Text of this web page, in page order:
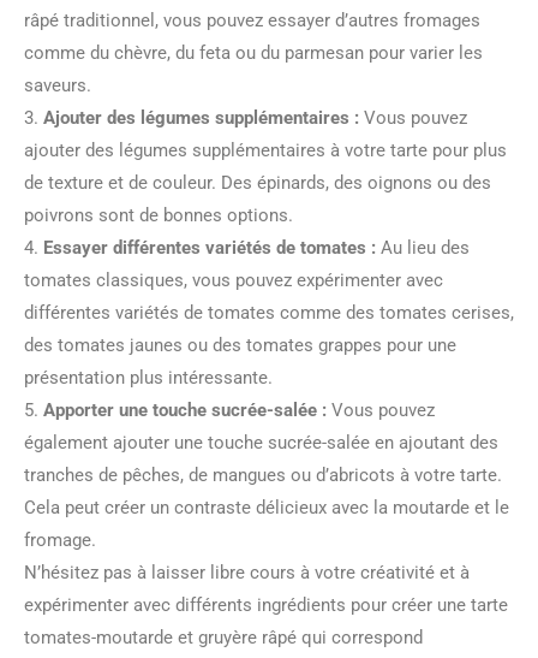
râpé traditionnel, vous pouvez essayer d’autres fromages
comme du chèvre, du feta ou du parmesan pour varier les
saveurs.
3. Ajouter des légumes supplémentaires : Vous pouvez
ajouter des légumes supplémentaires à votre tarte pour plus
de texture et de couleur. Des épinards, des oignons ou des
poivrons sont de bonnes options.
4. Essayer différentes variétés de tomates : Au lieu des
tomates classiques, vous pouvez expérimenter avec
différentes variétés de tomates comme des tomates cerises,
des tomates jaunes ou des tomates grappes pour une
présentation plus intéressante.
5. Apporter une touche sucrée-salée : Vous pouvez
également ajouter une touche sucrée-salée en ajoutant des
tranches de pêches, de mangues ou d’abricots à votre tarte.
Cela peut créer un contraste délicieux avec la moutarde et le
fromage.
N’hésitez pas à laisser libre cours à votre créativité et à
expérimenter avec différents ingrédients pour créer une tarte
tomates-moutarde et gruyère râpé qui correspond